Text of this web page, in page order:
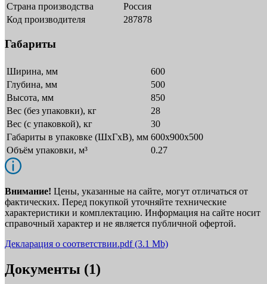
Страна производства
Россия
Код производителя
287878
Габариты
Ширина, мм
600
Глубина, мм
500
Высота, мм
850
Вес (без упаковки), кг
28
Вес (с упаковкой), кг
30
Габариты в упаковке (ШxГxВ), мм 600x900x500
Объём упаковки, м³
0.27
Внимание! Цены, указанные на сайте, могут отличаться от
фактических. Перед покупкой уточняйте технические
характеристики и комплектацию. Информация на сайте носит
справочный характер и не является публичной офертой.
Декларация о соответствии.pdf(3.1 Mb)
Документы (1)